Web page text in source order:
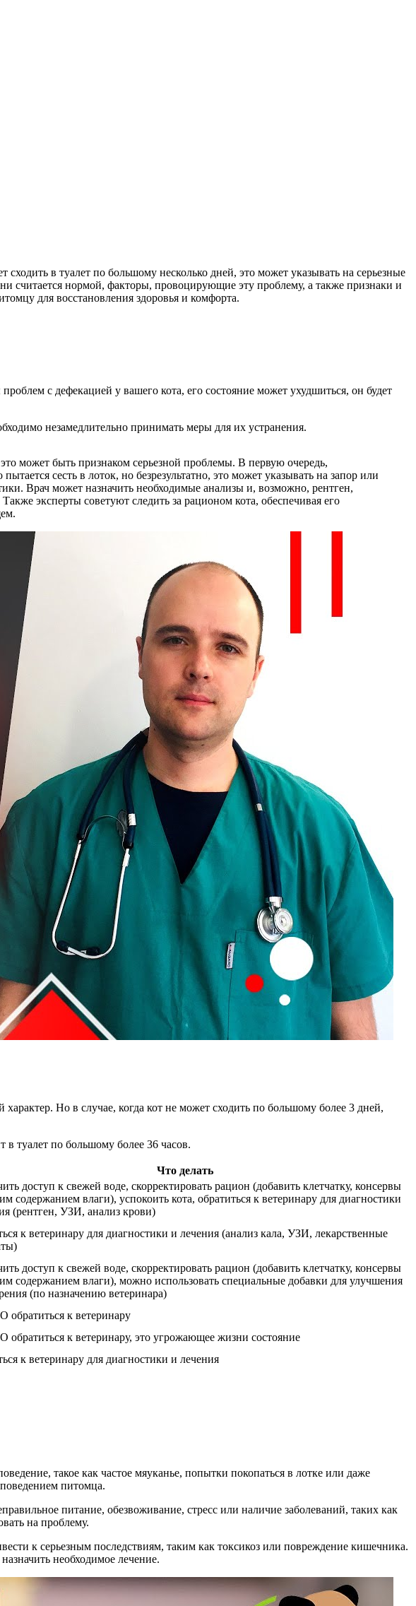
в туалет по большому несколько дней, это может указывать на серьезные
считается нормой, факторы, провоцирующие эту проблему, а также признаки и
для восстановления здоровья и комфорта.
с дефекацией у вашего кота, его состояние может ухудшиться, он будет
незамедлительно принимать меры для их устранения.
может быть признаком серьезной проблемы. В первую очередь,
сесть в лоток, но безрезультатно, это может указывать на запор или
Врач может назначить необходимые анализы и, возможно, рентген,
эксперты советуют следить за рационом кота, обеспечивая его
Но в случае, когда кот не может сходить по большому более 3 дней,
в туалет по большому более 36 часов.
Что делать
доступ к свежей воде, скорректировать рацион (добавить клетчатку, консервы
содержанием влаги), успокоить кота, обратиться к ветеринару для диагностики
(рентген, УЗИ, анализ крови)
к ветеринару для диагностики и лечения (анализ кала, УЗИ, лекарственные
доступ к свежей воде, скорректировать рацион (добавить клетчатку, консервы
содержанием влаги), можно использовать специальные добавки для улучшения
(по назначению ветеринара)
к ветеринару
к ветеринару, это угрожающее жизни состояние
к ветеринару для диагностики и лечения
такое как частое мяуканье, попытки покопаться в лотке или даже
питомца.
питание, обезвоживание, стресс или наличие заболеваний, таких как
на проблему.
к серьезным последствиям, таким как токсикоз или повреждение кишечника.
необходимое лечение.